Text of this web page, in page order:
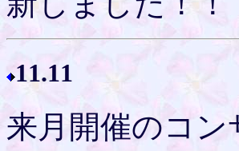
11.11
来月開催のコ